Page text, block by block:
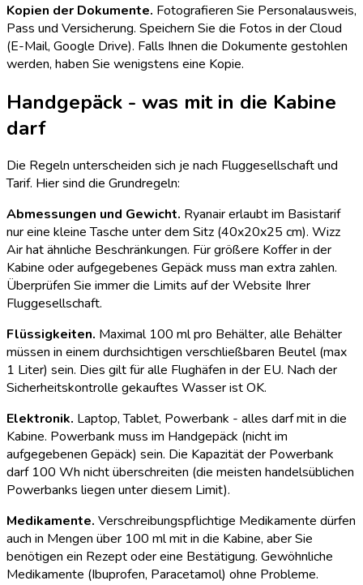
Kopien der Dokumente. Fotografieren Sie Personalausweis,
Pass und Versicherung. Speichern Sie die Fotos in der Cloud
(E-Mail, Google Drive). Falls Ihnen die Dokumente gestohlen
werden, haben Sie wenigstens eine Kopie.
Handgepäck - was mit in die Kabine
darf
Die Regeln unterscheiden sich je nach Fluggesellschaft und
Tarif. Hier sind die Grundregeln:
Abmessungen und Gewicht. Ryanair erlaubt im Basistarif
nur eine kleine Tasche unter dem Sitz (40x20x25 cm). Wizz
Air hat ähnliche Beschränkungen. Für größere Koffer in der
Kabine oder aufgegebenes Gepäck muss man extra zahlen.
Überprüfen Sie immer die Limits auf der Website Ihrer
Fluggesellschaft.
Flüssigkeiten. Maximal 100 ml pro Behälter, alle Behälter
müssen in einem durchsichtigen verschließbaren Beutel (max
1 Liter) sein. Dies gilt für alle Flughäfen in der EU. Nach der
Sicherheitskontrolle gekauftes Wasser ist OK.
Elektronik. Laptop, Tablet, Powerbank - alles darf mit in die
Kabine. Powerbank muss im Handgepäck (nicht im
aufgegebenen Gepäck) sein. Die Kapazität der Powerbank
darf 100 Wh nicht überschreiten (die meisten handelsüblichen
Powerbanks liegen unter diesem Limit).
Medikamente. Verschreibungspflichtige Medikamente dürfen
auch in Mengen über 100 ml mit in die Kabine, aber Sie
benötigen ein Rezept oder eine Bestätigung. Gewöhnliche
Medikamente (Ibuprofen, Paracetamol) ohne Probleme.